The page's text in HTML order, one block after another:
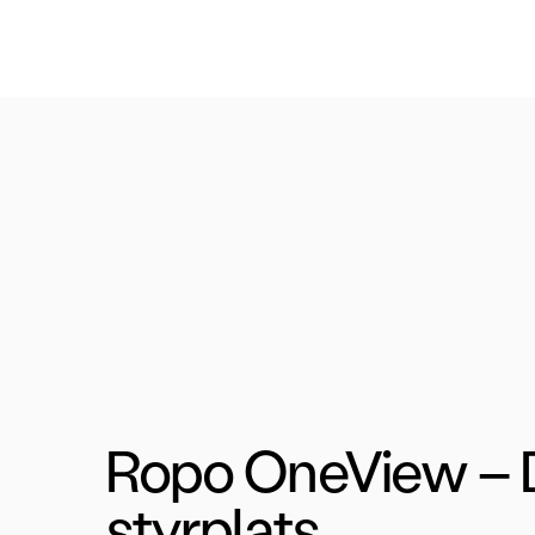
Ropo OneView –